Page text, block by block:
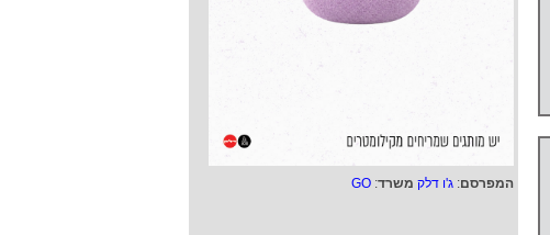
המפרסם: ג'ו דלק משרד:
GO